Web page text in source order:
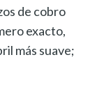
de cobro
exacto,
más suave;